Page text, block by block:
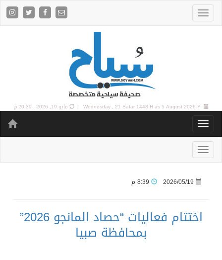
Wednesday , 21 Safar 1448 H as5 August 2026 Y | مايو 19, 2026 , 20:39 م
2026/05/19
اختتام فعاليات “حصاد المانجو 2026”
بمحافظة صبيا